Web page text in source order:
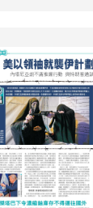
A19：財觀天下
A20：文教薈萃
A21：人物
A22：國際專題
A23：國際